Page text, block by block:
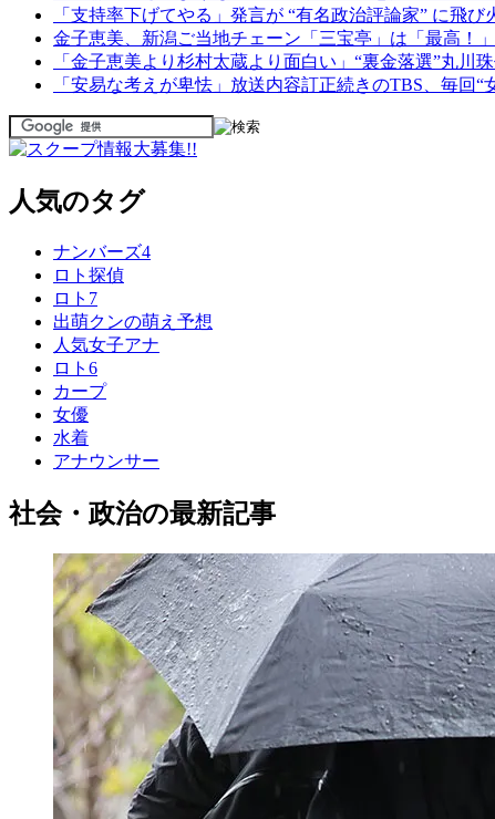
「支持率下げてやる」発言が “有名政治評論家” に飛
金子恵美、新潟ご当地チェーン「三宝亭」は「最高！
「金子恵美より杉村太蔵より面白い」“裏金落選”丸川
「安易な考えが卑怯」放送内容訂正続きのTBS、毎回
人気のタグ
ナンバーズ4
ロト探偵
ロト7
出萌クンの萌え予想
人気女子アナ
ロト6
カープ
女優
水着
アナウンサー
社会・政治の最新記事